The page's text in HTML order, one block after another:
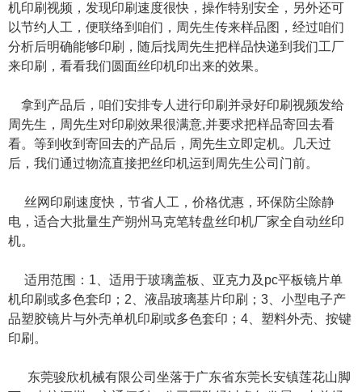
机印刷视频，发现印刷速度很快，操作特别安全，另外还可
以节约人工，便联络到咱们，周先生传来样品图，经过咱们
分析后明确能够印刷，随后找周先生把样品快递到我们工厂
来印刷，看看我们圆面丝印机印出来的效果。
拿到产品后，咱们安排专人进行印刷并录好印刷视频发给
周先生，周先生对印刷效果很满意,并要求把样品寄回去看
看。等到收到寄回去的产品后，周先生立即定机。几天过
后，我们通过物流直接把丝印机运到周先生公司门前。
丝网印刷速度快，节省人工，价格优惠，环保防尘除静
电，适合大批量生产朔州马克笔转盘丝印机厂家全自动丝印
机。
适用范围：1、适用于玻璃盖板、亚克力及pc平板镜片单
机印刷或多色套印；2、液晶玻璃基片印刷；3、小型电子产
品塑胶镜片与外壳单机印刷或多色套印；4、塑料外壳、按键
印刷。
东莞骏欣机械有限公司坐落于广东省东莞长安镇莲花山脚